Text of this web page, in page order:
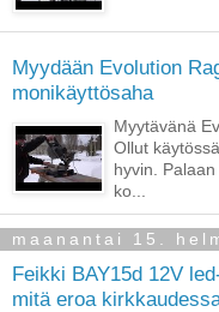
Myydään Evolution
monikäyttösaha
Myytävänä
Ollut
hyvin.
ko...
maanantai 15.
Feikki BAY15d 12V
mitä eroa